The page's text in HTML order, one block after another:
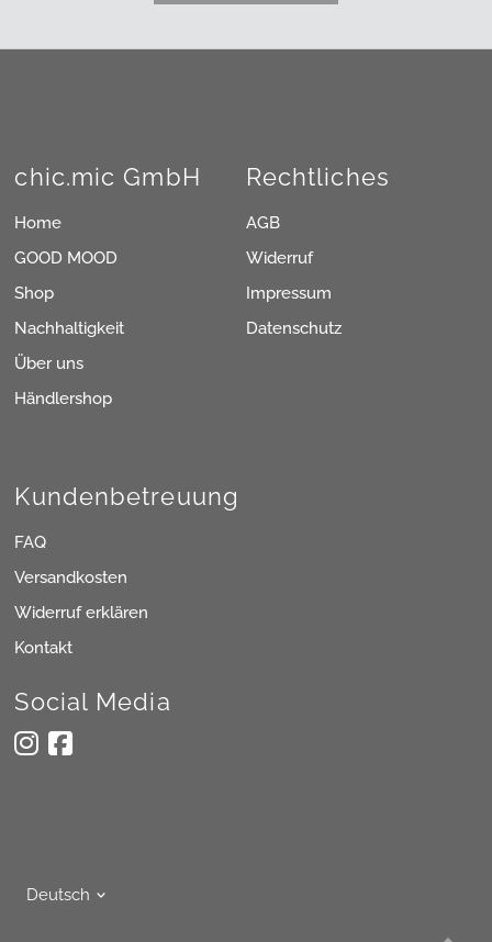
chic.mic GmbH
Home
GOOD MOOD
Shop
Nachhaltigkeit
Über uns
Händlershop
Rechtliches
AGB
Widerruf
Impressum
Datenschutz
Kundenbetreuung
FAQ
Versandkosten
Widerruf erklären
Kontakt
Social Media
Deutsch